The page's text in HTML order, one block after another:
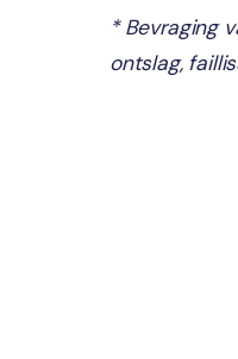
* Bevraging
ontslag,